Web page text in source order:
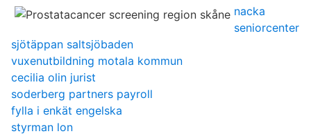
nacka
seniorcenter
sjötäppan saltsjöbaden
vuxenutbildning motala kommun
cecilia olin jurist
soderberg partners payroll
fylla i enkät engelska
styrman lon